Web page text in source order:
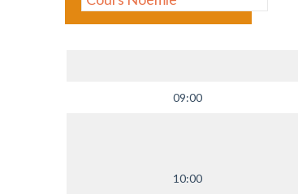
09:00
10:00